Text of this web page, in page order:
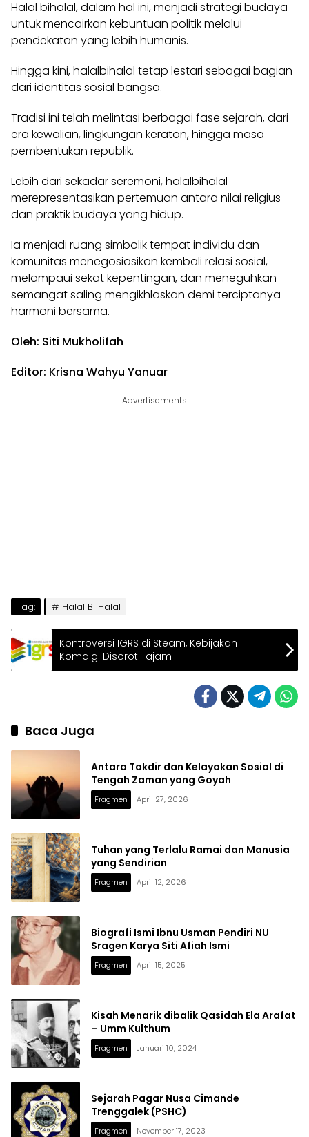
Halal bihalal, dalam hal ini, menjadi strategi budaya
untuk mencairkan kebuntuan politik melalui
pendekatan yang lebih humanis.
Hingga kini, halalbihalal tetap lestari sebagai bagian
dari identitas sosial bangsa.
Tradisi ini telah melintasi berbagai fase sejarah, dari
era kewalian, lingkungan keraton, hingga masa
pembentukan republik.
Lebih dari sekadar seremoni, halalbihalal
merepresentasikan pertemuan antara nilai religius
dan praktik budaya yang hidup.
Ia menjadi ruang simbolik tempat individu dan
komunitas menegosiasikan kembali relasi sosial,
melampaui sekat kepentingan, dan meneguhkan
semangat saling mengikhlaskan demi terciptanya
harmoni bersama.
Oleh: Siti Mukholifah
Editor: Krisna Wahyu Yanuar
Advertisements
Tag: Halal Bi Halal
Kontroversi IGRS di Steam, Kebijakan
Komdigi Disorot Tajam
Baca Juga
Antara Takdir dan Kelayakan Sosial di
Tengah Zaman yang Goyah
Fragmen April 27, 2026
Tuhan yang Terlalu Ramai dan Manusia
yang Sendirian
Fragmen April 12, 2026
Biografi Ismi Ibnu Usman Pendiri NU
Sragen Karya Siti Afiah Ismi
Fragmen April 15, 2025
Kisah Menarik dibalik Qasidah Ela Arafat
– Umm Kulthum
Fragmen Januari 10, 2024
Sejarah Pagar Nusa Cimande
Trenggalek (PSHC)
Fragmen November 17, 2023